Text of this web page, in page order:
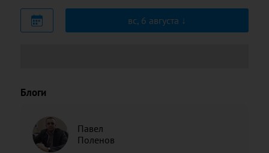
вс, 6 августа
Блоги
Павел
Поленов